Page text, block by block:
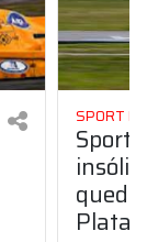
SPORT
Sport
Plata